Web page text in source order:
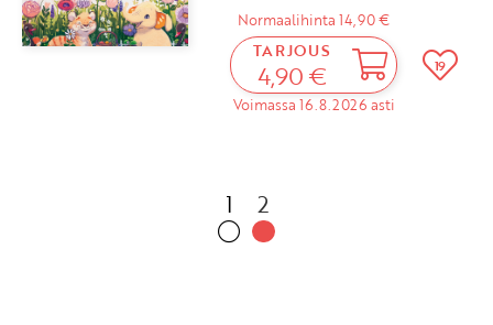
Normaalihinta 14,90 €
TARJOUS
4,90 €
Voimassa 16.8.2026 asti
19
1 2